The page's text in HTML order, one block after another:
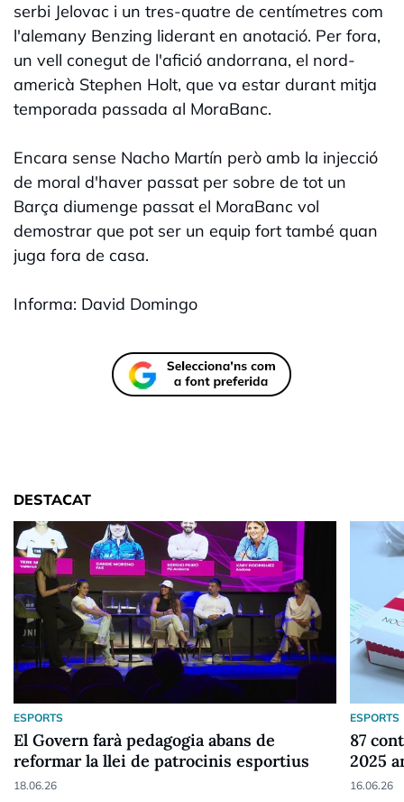
serbi Jelovac i un tres-quatre de centímetres com
l'alemany Benzing liderant en anotació. Per fora,
un vell conegut de l'afició andorrana, el nord-
americà Stephen Holt, que va estar durant mitja
temporada passada al MoraBanc.
Encara sense Nacho Martín però amb la injecció
de moral d'haver passat per sobre de tot un
Barça diumenge passat el MoraBanc vol
demostrar que pot ser un equip fort també quan
juga fora de casa.
Informa: David Domingo
DESTACAT
ESPORTS
El Govern farà pedagogia abans de
reformar la llei de patrocinis esportius
18.06.26
ESPORTS
87
2025
16.06.26